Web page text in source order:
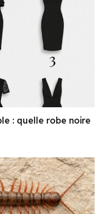
: quelle robe noire